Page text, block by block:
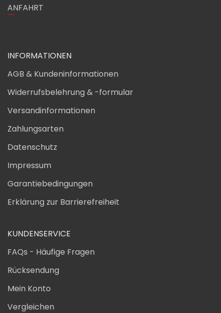
ANFAHRT
INFORMATIONEN
AGB & Kundeninformationen
Widerrufsbelehrung & -formular
Versandinformationen
Zahlungsarten
Datenschutz
Impressum
Garantiebedingungen
Erklärung zur Barrierefreiheit
KUNDENSERVICE
FAQs - Häufige Fragen
Rücksendung
Mein Konto
Vergleichen